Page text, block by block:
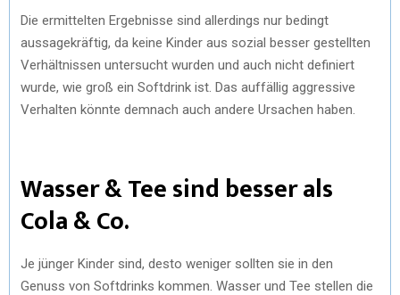
Die ermittelten Ergebnisse sind allerdings nur bedingt
aussagekräftig, da keine Kinder aus sozial besser gestellten
Verhältnissen untersucht wurden und auch nicht definiert
wurde, wie groß ein Softdrink ist. Das auffällig aggressive
Verhalten könnte demnach auch andere Ursachen haben.
Wasser & Tee sind besser als
Cola & Co.
Je jünger Kinder sind, desto weniger sollten sie in den
Genuss von Softdrinks kommen. Wasser und Tee stellen die